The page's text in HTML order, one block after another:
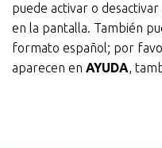
puede activar o
en la pantalla. También
formato español; por
aparecen en AYUDA,